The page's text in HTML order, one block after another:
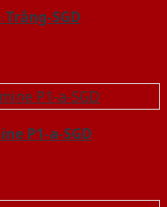
Trắng-SGD
P1-a-SGD